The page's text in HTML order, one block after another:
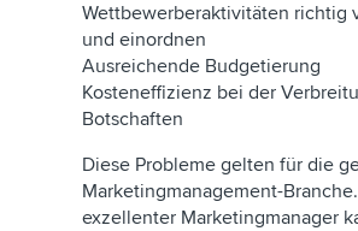
Wettbewerberaktivitäten richtig
und einordnen
Ausreichende Budgetierung
Kosteneffizienz bei der
Botschaften
Diese Probleme gelten für die
Marketingmanagement-
exzellenter Marketingmanager